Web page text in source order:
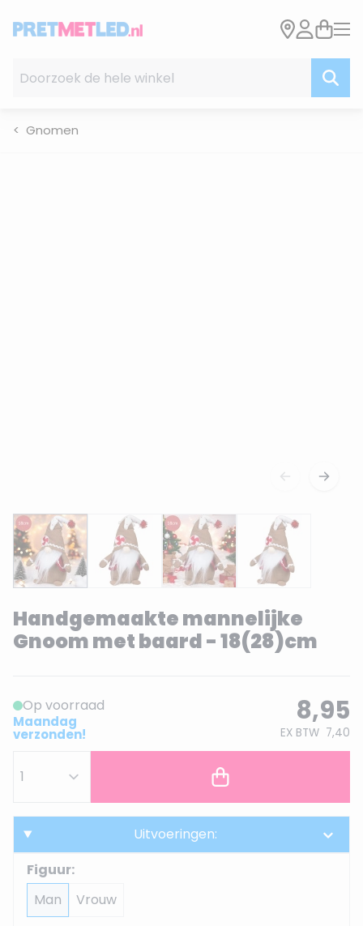
Gnomen
Handgemaakte mannelijke
Gnoom met baard - 18(28)cm
Op voorraad
Maandag
verzonden!
8,95
EX BTW 7,40
Uitvoeringen:
Figuur:
Man
Vrouw